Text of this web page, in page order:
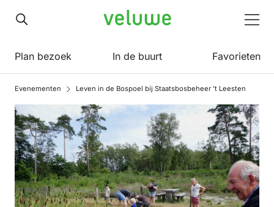
Veluwe
Plan bezoek In de buurt Favorieten
Evenementen Leven in de Bospoel bij Staatsbosbeheer ’t Leesten